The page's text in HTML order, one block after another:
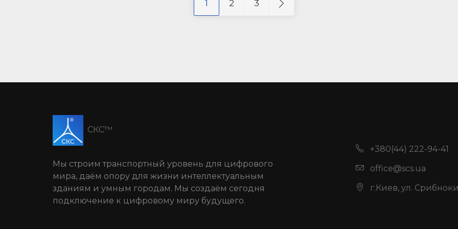
1 2 3
СКС™
Мы строим транспортный уровень для цифрового
мира, даём опору для жизни интеллектуальным
зданиям и умным городам. Мы создаём сегодня
подключение к цифровому миру будущего.
+380(44) 222-94-41
office@scs.ua
г.Киев, ул.